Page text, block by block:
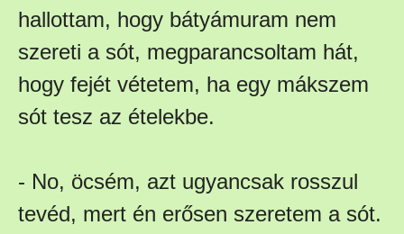
hallottam, hogy bátyámuram nem
szereti a sót, megparancsoltam hát,
hogy fejét vétetem, ha egy mákszem
sót tesz az ételekbe.
- No, öcsém, azt ugyancsak rosszul
tevéd, mert én erősen szeretem a sót.